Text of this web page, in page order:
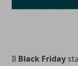
Il Black Friday